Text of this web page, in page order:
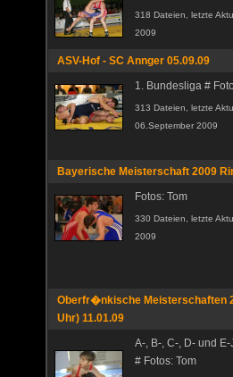
318 Dateien, letzte
2009
ASV-Hof - SC Annger 05.09.09
1. Bundesliga #
313 Dateien, letzte
06.September 2009
Bayerische Meisterschaft 2009
Fotos: Tom
330 Dateien, letzte
2009
Oberfr�nkische Meisterschaften
Uhr) 11.01.09
A-, B-, C-, D- und
# Fotos: Tom